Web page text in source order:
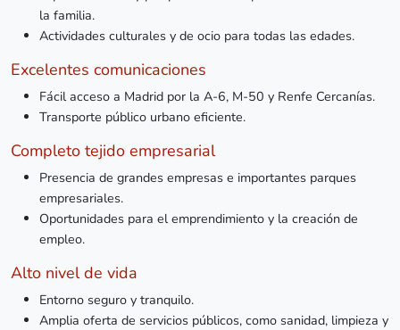
la familia.
Actividades culturales y de ocio para todas las edades.
Excelentes comunicaciones
Fácil acceso a Madrid por la A-6, M-50 y Renfe Cercanías.
Transporte público urbano eficiente.
Completo tejido empresarial
Presencia de grandes empresas e importantes parques
empresariales.
Oportunidades para el emprendimiento y la creación de
empleo.
Alto nivel de vida
Entorno seguro y tranquilo.
Amplia oferta de servicios públicos, como sanidad, limpieza y